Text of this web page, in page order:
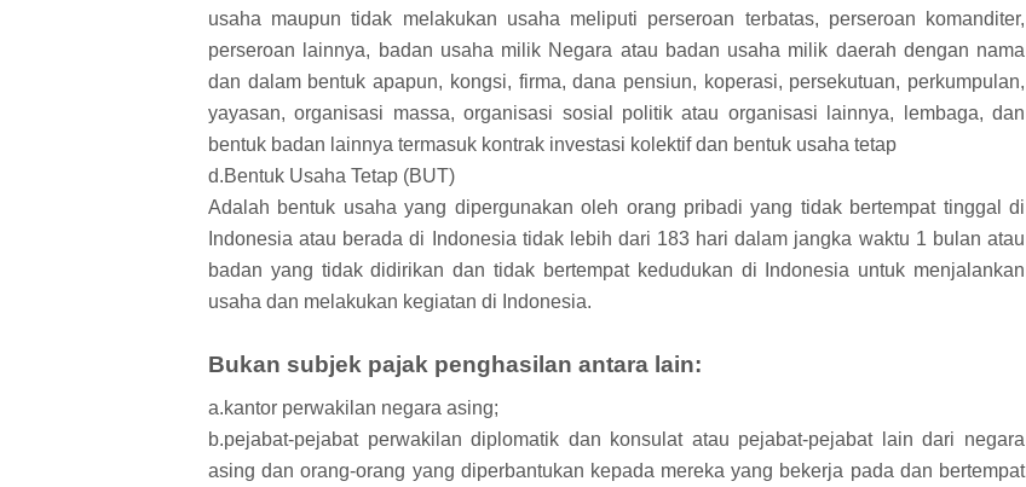
usaha maupun tidak melakukan usaha meliputi perseroan terbatas, perseroan komanditer,
perseroan lainnya, badan usaha milik Negara atau badan usaha milik daerah dengan nama
dan dalam bentuk apapun, kongsi, firma, dana pensiun, koperasi, persekutuan, perkumpulan,
yayasan, organisasi massa, organisasi sosial politik atau organisasi lainnya, lembaga, dan
bentuk badan lainnya termasuk kontrak investasi kolektif dan bentuk usaha tetap
d.Bentuk Usaha Tetap (BUT)
Adalah bentuk usaha yang dipergunakan oleh orang pribadi yang tidak bertempat tinggal di
Indonesia atau berada di Indonesia tidak lebih dari 183 hari dalam jangka waktu 1 bulan atau
badan yang tidak didirikan dan tidak bertempat kedudukan di Indonesia untuk menjalankan
usaha dan melakukan kegiatan di Indonesia.
Bukan subjek pajak penghasilan antara lain:
a.kantor perwakilan negara asing;
b.pejabat-pejabat perwakilan diplomatik dan konsulat atau pejabat-pejabat lain dari negara
asing dan orang-orang yang diperbantukan kepada mereka yang bekerja pada dan bertempat